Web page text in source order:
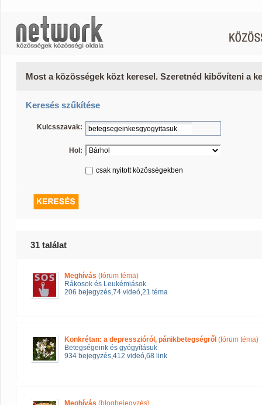
Most a közösségek közt keresel. Szeretnéd kibővíteni a
Keresés szűkítése
Kulcsszavak:
Hol:
csak nyitott közösségekben
31 találat
Meghívás (fórum téma)
Rákosok és Leukémiások
206 bejegyzés,74 videó,21 téma
Konkrétan: a depresszióról, pánikbetegségről (fórum téma)
Betegségeink és gyógyításuk
934 bejegyzés,412 videó,68 link
Meghívás (blogbejegyzés)